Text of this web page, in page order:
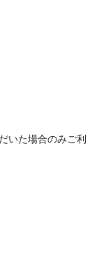
いた場合のみご利